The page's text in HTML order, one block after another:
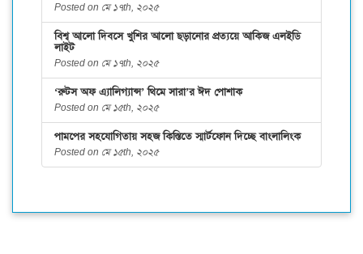
Posted on মে ১৭th, ২০২৫
বিশ্ব আলো দিবসে খুশির আলো ছড়ানোর প্রত্যয়ে আকিজ এলইডি
লাইট
Posted on মে ১৭th, ২০২৫
‘রুটস অফ এ্যালিগ্যান্স’ থিমে সারা’র ঈদ পোশাক
Posted on মে ১৫th, ২০২৫
পামপের সহযোগিতায় সহজ কিস্তিতে স্মার্টফোন দিচ্ছে বাংলালিংক
Posted on মে ১৫th, ২০২৫